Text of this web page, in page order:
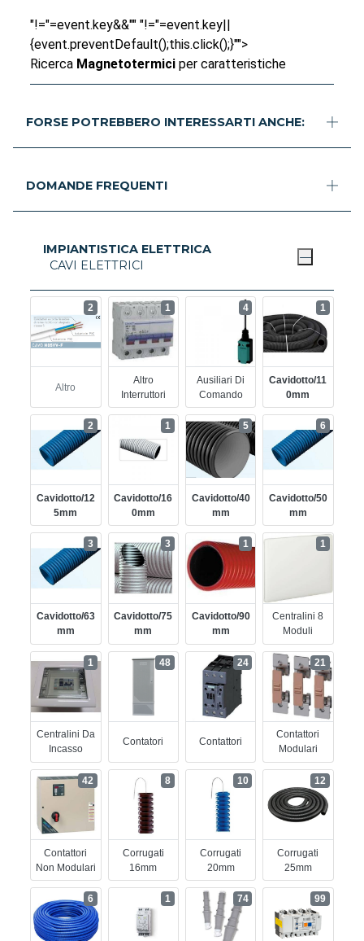
"!="=event.key&&"" "!="=event.key||
{event.preventDefault();this.click();}"">
Ricerca Magnetotermiciper caratteristiche
FORSE POTREBBERO INTERESSARTI ANCHE:
DOMANDE FREQUENTI
IMPIANTISTICA ELETTRICA
CAVI ELETTRICI
Altro
2
Altro
Interruttori
1
Ausiliari Di
Comando
4
Cavidotto/11
0mm
1
Cavidotto/12
5mm
2
Cavidotto/16
0mm
1
Cavidotto/40
Mm
5
Cavidotto/50
Mm
6
Cavidotto/63
Mm
3
Cavidotto/75
Mm
3
Cavidotto/90
Mm
1
Centralini 8
Moduli
1
Centralini Da
Incasso
1
Contatori
48
Contattori
24
Contattori
Modulari
21
Contattori
Non Modulari
42
Corrugati
16mm
8
Corrugati
20mm
10
Corrugati
25mm
12
6 1 74 99